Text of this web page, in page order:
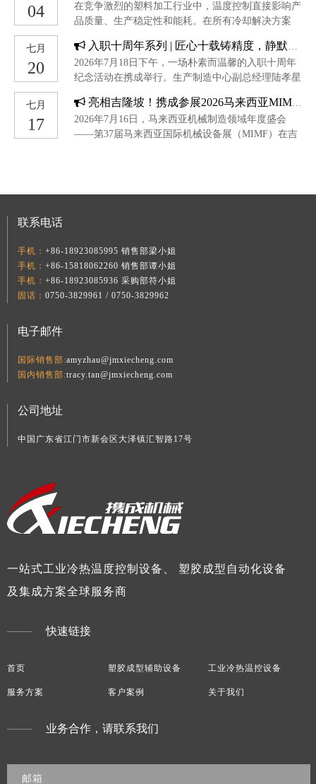
04
在竞争激烈的塑料加工行业中，温度控制直接影响产
品质量、生产稳定性和能耗。在所有冷却解决方案
为关键的决策之一。与其他行业不同，吹膜挤出工艺
需要特别关注熔体温度波动、型坯稳定性以及气泡冷
却行为。本指南将介绍如何为吹膜挤出应用选择合适
的冷水机组。
七月
20
入职十周年系列 | 匠心十载铸精度，静默深耕显真章
2026年7月18日下午，一场朴素而温馨的入职十周年
纪念活动在携成举行。生产制造中心副总经理陆孝星
入职十周年的重要时刻。十年磨一剑，精度见真功徐
新瑞是生产部一部的一名铣床工。十年间，他始终坚
守在铣床前，用沉稳与专注诠释着一线工匠的责任与
中，徐新瑞的技术从不“掉链子”，经他手加工的产
七月
17
亮相吉隆坡！携成参展2026马来西亚MIMF，共探东南亚塑胶智造新机遇
2026年7月16日，马来西亚机械制造领域年度盛会
——第37届马来西亚国际机械设备展（MIMF）在吉
足马来西亚及周边市场的本地化需求。聚焦东盟核心
联系电话
手机： +86-18923085995 销售部梁小姐
手机： +86-15818062260 销售部谭小姐
手机： +86-18923085936 采购部符小姐
固话： 0750-3829961 / 0750-3829962
电子邮件
国际销售部:amyzhau@jmxiecheng.com
国内销售部:tracy.tan@jmxiecheng.com
公司地址
中国广东省江门市新会区大泽镇汇智路17号
一站式工业冷热温度控制设备、 塑胶成型自动化设备
及集成方案全球服务商
快速链接
首页 塑胶成型辅助设备 工业冷热温控设备
服务方案 客户案例 关于我们
业务合作，请联系我们